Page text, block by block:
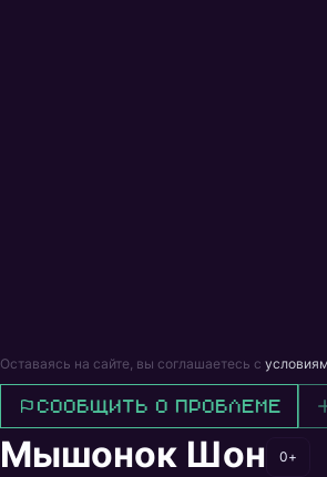
Оставаясь на сайте, вы соглашаетесь с
Сообщить о проблеме
Мышонок Шон 0+